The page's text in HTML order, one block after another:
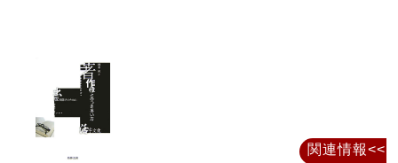
関連情報<<